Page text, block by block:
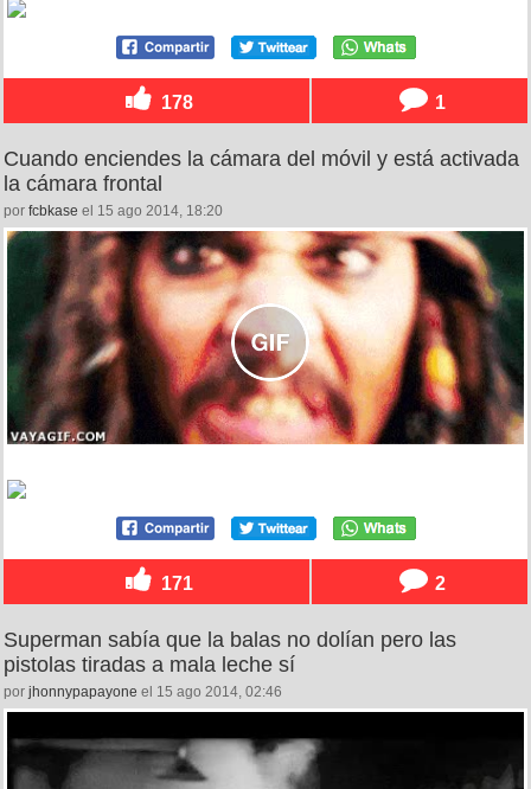
178 1
Cuando enciendes la cámara del móvil y está activada
la cámara frontal
por fcbkase el 15 ago 2014, 18:20
171 2
Superman sabía que la balas no dolían pero las
pistolas tiradas a mala leche sí
por jhonnypapayone el 15 ago 2014, 02:46